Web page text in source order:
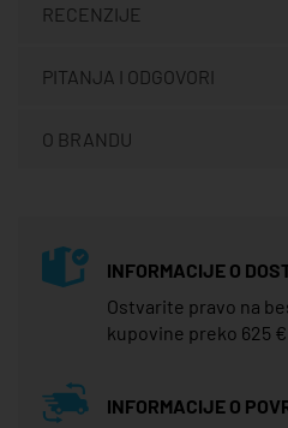
RECENZIJE
PITANJA I ODGOVORI
O BRANDU
INFORMACIJE O
Ostvarite pravo na
kupovine preko 625 €
INFORMACIJE O